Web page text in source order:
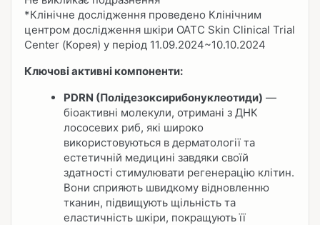
*Клінічне дослідження проведено Клінічним
центром дослідження шкіри OATC Skin Clinical Trial
Center (Корея) у період 11.09.2024~10.10.2024
Ключові активні компоненти:
PDRN (Полідезоксирибонуклеотиди) —
біоактивні молекули, отримані з ДНК
лососевих риб, які широко
використовуються в дерматології та
естетичній медицині завдяки своїй
здатності стимулювати регенерацію клітин.
Вони сприяють швидкому відновленню
тканин, підвищують щільність та
еластичність шкіри, покращують її